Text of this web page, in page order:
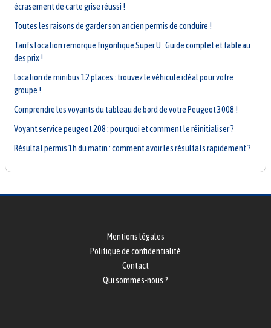
écrasement de carte grise réussi !
Toutes les raisons de garder son ancien permis de conduire !
Tarifs location remorque frigorifique Super U : Guide complet et tableau
des prix !
Location de minibus 12 places : trouvez le véhicule idéal pour votre
groupe !
Comprendre les voyants du tableau de bord de votre Peugeot 3008 !
Voyant service peugeot 208 : pourquoi et comment le réinitialiser ?
Résultat permis 1h du matin : comment avoir les résultats rapidement ?
Mentions légales
Politique de confidentialité
Contact
Qui sommes-nous ?